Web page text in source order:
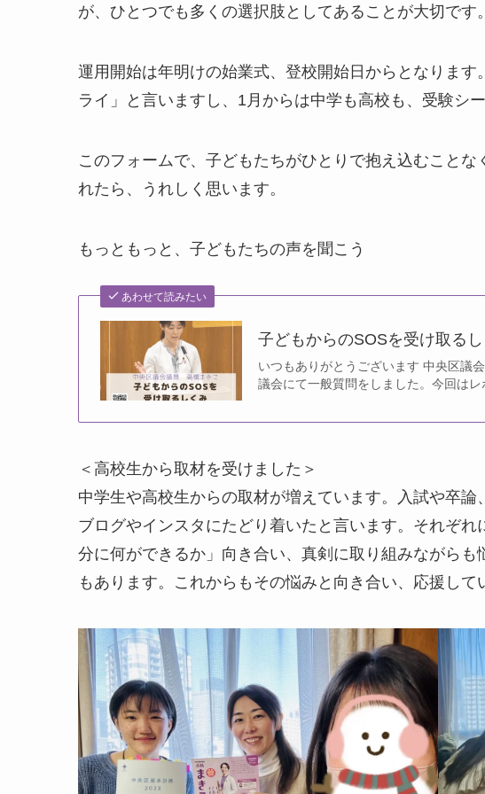
が、ひとつでも多くの選択肢としてあることが大切です。
運用開始は年明けの始業式、登校開始日からとなりま
ライ」と言いますし、1月からは中学も高校も、受験シ
このフォームで、子どもたちがひとりで抱え込むこと
れたら、うれしく思います。
もっともっと、子どもたちの声を聞こう
あわせて読みたい
子どもからのSOSを受け取る
いつもありがとうございます 中央区議
議会にて一般質問をしました。今回は
＜高校生から取材を受けました＞
中学生や高校生からの取材が増えています。入試や卒
ブログやインスタにたどり着いたと言います。それぞ
分に何ができるか」向き合い、真剣に取り組みながら
もあります。これからもその悩みと向き合い、応援して